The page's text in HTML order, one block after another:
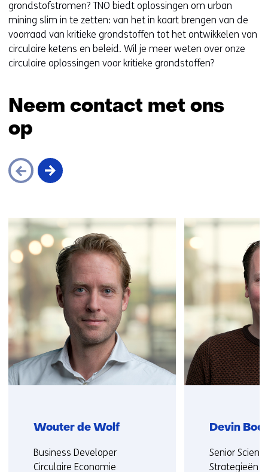
grondstofstromen? TNO biedt oplossingen om urban
mining slim in te zetten: van het in kaart brengen van de
voorraad van kritieke grondstoffen tot het ontwikkelen van
circulaire ketens en beleid. Wil je meer weten over onze
circulaire oplossingen voor kritieke grondstoffen?
Neem contact met ons
op
navigatie
met
op)
Wouter de Wolf
Functie:
Business Developer
Circulaire Economie
Devin
Functie:
Senior
Strategieën